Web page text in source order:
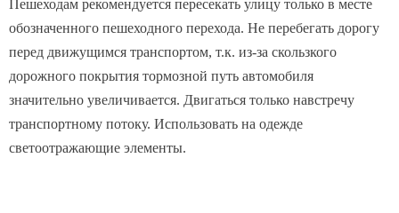
обозначенного пешеходного перехода. Не перебегать дорогу
перед движущимся транспортом, т.к. из-за скользкого
дорожного покрытия тормозной путь автомобиля
значительно увеличивается. Двигаться только навстречу
транспортному потоку. Использовать на одежде
светоотражающие элементы.